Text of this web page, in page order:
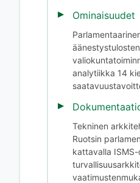
Ominaisuudet
analytiikka 14
Tekninen
Ruotsin
kattavalla